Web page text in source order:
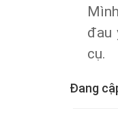
đau
cụ.
Đang